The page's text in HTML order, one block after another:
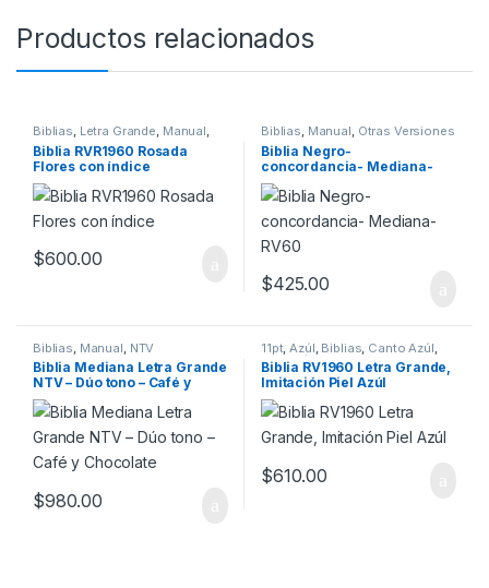
Productos relacionados
Biblias, Letra Grande, Manual,
Mujeres
Biblia RVR1960 Rosada
Flores con índice
$600.00
Biblias, Manual, Otras Versiones
Biblia Negro-
concordancia- Mediana-
RV60
$425.00
Biblias Manual NTV
Biblia Mediana Letra Grande
NTV – Dúo tono – Café y
Chocolate
$980.00
11pt, Azúl Biblias Canto Azúl
Imitación Piel ,Letra Grande
Migración ,Reina Valera 1960,
Tamaño Manual
Biblia RV1960 Letra Grande,
Imitación Piel Azúl
$610.00